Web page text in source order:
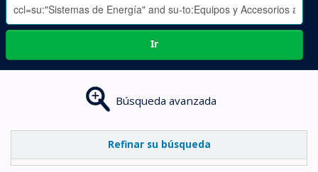
Ir
Búsqueda avanzada
Refinar su búsqueda